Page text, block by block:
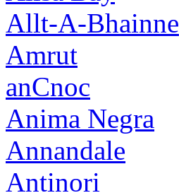
Allt-A-Bhainne
Amrut
anCnoc
Anima Negra
Annandale
Antinori